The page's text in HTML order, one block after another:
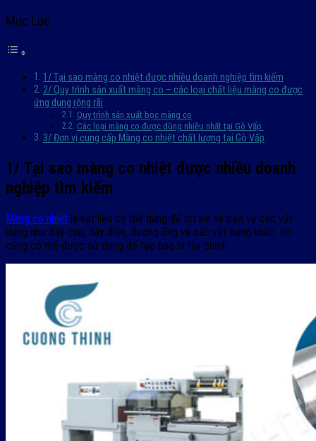
Mục Lục
1/ Tại sao màng co nhiệt được nhiều doanh nghiệp tìm kiếm
2/ Quy trình sản xuất màng co – các loại chất liệu màng co được
ứng dụng rộng rãi
Quy trình sản xuất bọc màng co
Các loại màng co được dùng nhiều nhất tại Gò Vấp
3/ Đơn vị cung cấp Màng co nhiệt chất lượng tại Gò Vấp
1/ Tại sao màng co nhiệt được nhiều doanh
nghiệp tìm kiếm
Màng co nhiệt là vật liệu có thể dùng để bịt kín và bảo vệ các vật
dụng như dây cáp, dây điện, đường ống và các vật dụng khác. Nó
cũng có thể được sử dụng để tạo bao bì tùy chỉnh.